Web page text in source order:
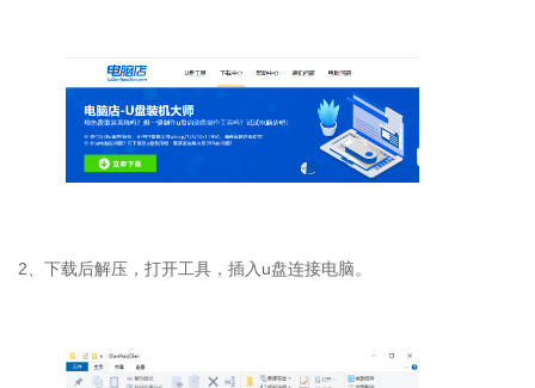
2 、下载后解压，打开工具，插入 u盘连接电脑。